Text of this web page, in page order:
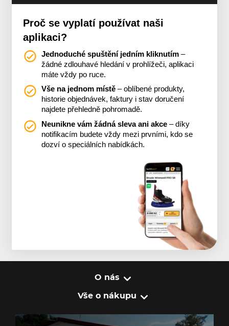
Proč se vyplatí používat naši
aplikaci?
Jednoduché spuštění jedním kliknutím –
žádné zdlouhavé hledání v prohlížeči, aplikaci
máte vždy po ruce.
Vše na jednom místě – oblíbené produkty,
historie objednávek, faktury i stav doručení
najdete přehledně pohromadě.
Neunikne vám žádná sleva ani akce – díky
notifikacím budete vždy mezi prvními, kdo se
dozví o speciálních nabídkách.
O nás
Vše o nákupu